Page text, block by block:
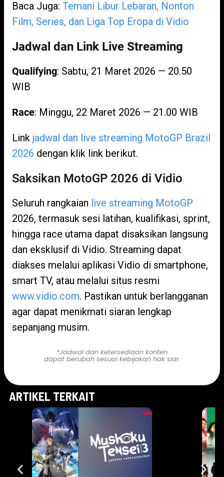
Baca Juga: Temani Libur Lebaran, Nonton
Film, Series, dan Liga Top Eropa di Vidio
Jadwal dan Link Live Streaming
Qualifying: Sabtu, 21 Maret 2026 — 20.50
WIB
Race: Minggu, 22 Maret 2026 — 21.00 WIB
Link jadwal dan live streaming MotoGP Brazil
2026 dengan klik link berikut.
Saksikan MotoGP 2026 di Vidio
Seluruh rangkaian live streaming MotoGP
2026, termasuk sesi latihan, kualifikasi, sprint,
hingga race utama dapat disaksikan langsung
dan eksklusif di Vidio. Streaming dapat
diakses melalui aplikasi Vidio di smartphone,
smart TV, atau melalui situs resmi
www.vidio.com. Pastikan untuk berlangganan
agar dapat menikmati siaran lengkap
sepanjang musim.
*Jadwal dan ketersediaan konten
dapat berubah sesuai kebijakan hak siar.
ARTIKEL TERKAIT